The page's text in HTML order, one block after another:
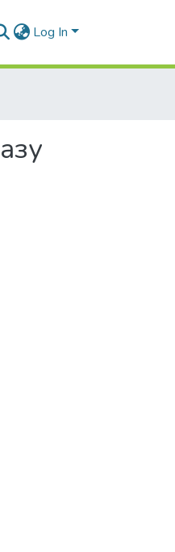
Log In